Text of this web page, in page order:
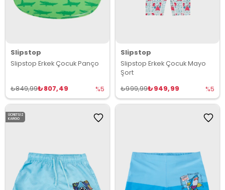
Slipstop
Slipstop Erkek Çocuk Panço
₺807,49
₺849,99 %5
Slipstop
Slipstop Erkek Çocuk Mayo
Şort
₺949,99
₺999,99 %5
ÜCRETSIZ
KARGO